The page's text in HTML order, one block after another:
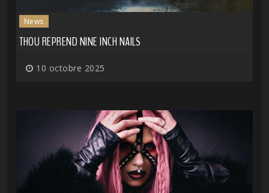
News
THOU REPREND NINE INCH NAILS
10 octobre 2025